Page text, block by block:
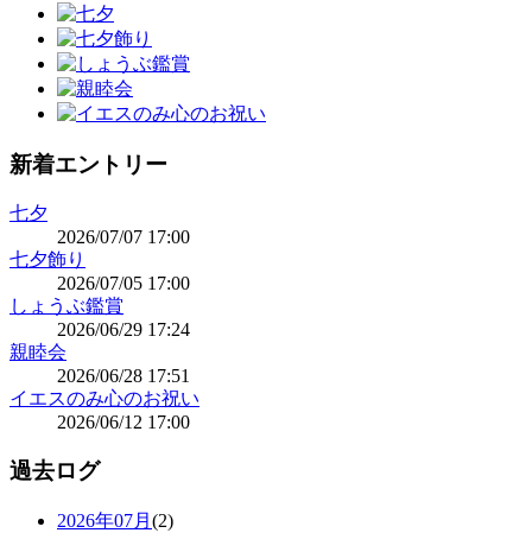
新着エントリー
七夕
2026/07/07 17:00
七夕飾り
2026/07/05 17:00
しょうぶ鑑賞
2026/06/29 17:24
親睦会
2026/06/28 17:51
イエスのみ心のお祝い
2026/06/12 17:00
過去ログ
2026年07月 (2)